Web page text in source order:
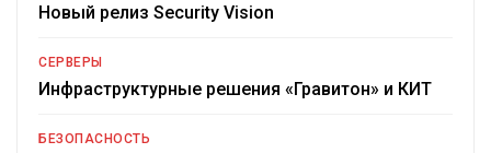
Новый релиз Security Vision
СЕРВЕРЫ
Инфраструктурные решения «Гравитон» и КИТ
БЕЗОПАСНОСТЬ